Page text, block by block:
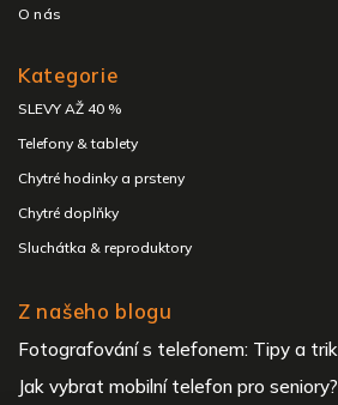
O nás
Kategorie
SLEVY AŽ 40 %
Telefony & tablety
Chytré hodinky a prsteny
Chytré doplňky
Sluchátka & reproduktory
Z našeho blogu
Fotografování s telefonem: Tipy a
Jak vybrat mobilní telefon pro seniory?